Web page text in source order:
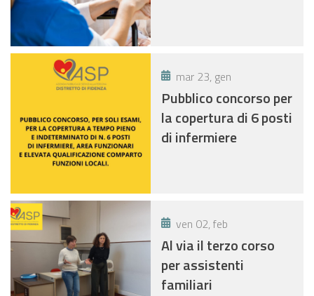
mar 23, gen
Pubblico concorso per
la copertura di 6 posti
di infermiere
ven 02, feb
Al via il terzo corso
per assistenti
familiari